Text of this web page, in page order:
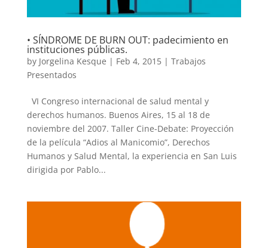
• SÍNDROME DE BURN OUT: padecimiento en
instituciones públicas.
by Jorgelina Kesque | Feb 4, 2015| Trabajos
Presentados
VI Congreso internacional de salud mental y
derechos humanos. Buenos Aires, 15 al 18 de
noviembre del 2007. Taller Cine-Debate: Proyección
de la película “Adios al Manicomio”, Derechos
Humanos y Salud Mental, la experiencia en San Luis
dirigida por Pablo...